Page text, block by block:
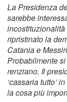
La Presidenza
sarebbe
incostituzionalità
ripristinato la
Catania e
Probabilmente si
renziano. Il
‘cassaria tutto’
la cosa più